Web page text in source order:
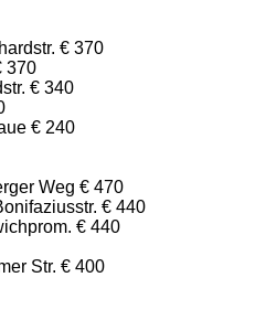
€ 370
370
€ 340
€ 240
Weg € 470
€ 440
€ 440
Str. € 400